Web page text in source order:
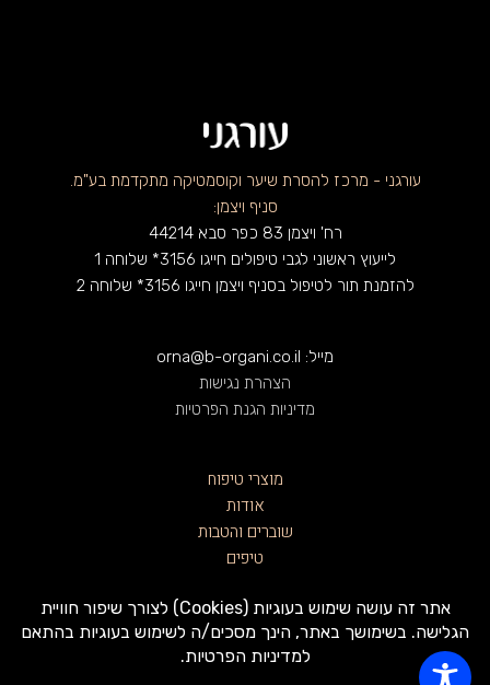
מוצרי טיפוח
אודות
שוברים והטבות
טיפים
צרו קשר
תקנון האתר
מייל: orna@b-organi.co.il
הצהרת נגישות
מדיניות הגנת הפרטיות
עורגני - מרכז להסרת שיער וקוסמטיקה מתקדמת בע"מ.
סניף ויצמן:
רח' ויצמן 83 כפר סבא 44214
לייעוץ ראשוני לגבי טיפולים חייגו 3156* שלוחה 1
להזמנת תור לטיפול בסניף ויצמן חייגו 3156* שלוחה 2